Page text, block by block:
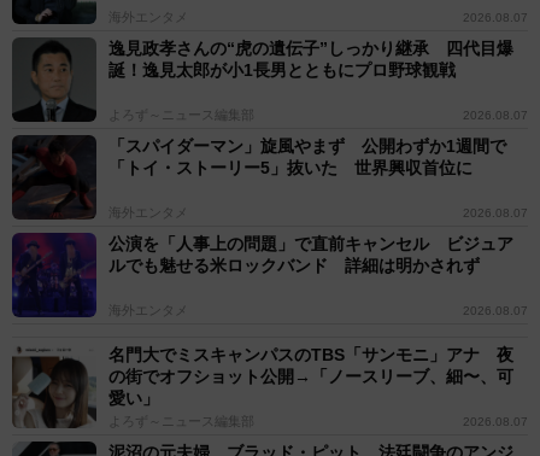
海外エンタメ 2026.08.07
逸見政孝さんの“虎の遺伝子”しっかり継承 四代目爆
誕！逸見太郎が小1長男とともにプロ野球観戦
よろず～ニュース編集部 2026.08.07
「スパイダーマン」旋風やまず 公開わずか1週間で
「トイ・ストーリー5」抜いた 世界興収首位に
海外エンタメ 2026.08.07
公演を「人事上の問題」で直前キャンセル ビジュア
ルでも魅せる米ロックバンド 詳細は明かされず
海外エンタメ 2026.08.07
名門大でミスキャンパスのTBS「サンモニ」アナ 夜
の街でオフショット公開→「ノースリーブ、細〜、可
愛い」
よろず～ニュース編集部 2026.08.07